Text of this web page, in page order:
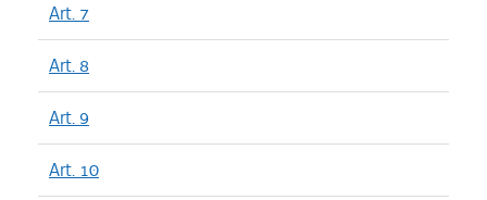
Art. 7
Art. 8
Art. 9
Art. 10